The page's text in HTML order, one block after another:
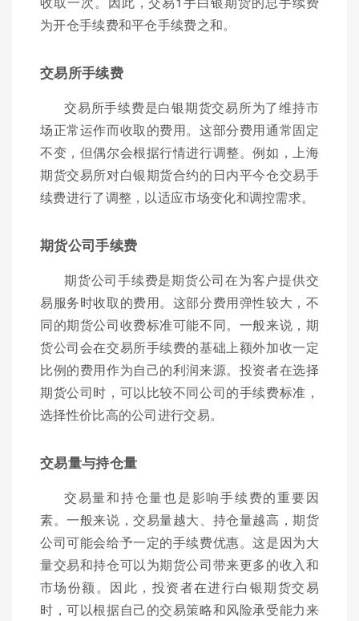
为开仓手续费和平仓手续费之和。
交易所手续费
交易所手续费是白银期货交易所为了维持市
场正常运作而收取的费用。这部分费用通常固定
不变，但偶尔会根据行情进行调整。例如，上海
期货交易所对白银期货合约的日内平今仓交易手
续费进行了调整，以适应市场变化和调控需求。
期货公司手续费
期货公司手续费是期货公司在为客户提供交
易服务时收取的费用。这部分费用弹性较大，不
同的期货公司收费标准可能不同。一般来说，期
货公司会在交易所手续费的基础上额外加收一定
比例的费用作为自己的利润来源。投资者在选择
期货公司时，可以比较不同公司的手续费标准，
选择性价比高的公司进行交易。
交易量与持仓量
交易量和持仓量也是影响手续费的重要因
素。一般来说，交易量越大、持仓量越高，期货
公司可能会给予一定的手续费优惠。这是因为大
量交易和持仓可以为期货公司带来更多的收入和
市场份额。因此，投资者在进行白银期货交易
时，可以根据自己的交易策略和风险承受能力来